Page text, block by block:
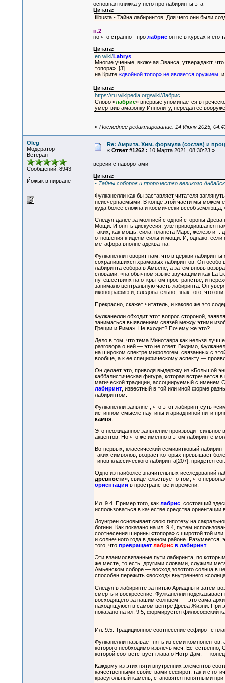
основная книжка у него про лабиринты эта
Цитата:
flibusta - Тайна лабиринтов. Для чего они были
п.2
но что странно - про лабрисон не в курсах и его
Цитата:
en.wiki/Labrys
Многие ученые, включая Эванса, утверждают, что
топора». [3]
на Крите «двойной топор» не является оружием ,
Цитата:
https://ru.wikipedia.org/wiki/Лабрис
Слово «лабрис» впервые упоминается в
умертвив амазонку Ипполиту, передал её
« Последнее редактирование: 14 Июля 2025,
Oleg
Модератор
Ветеран
Сообщений: 8943
Йожык в нирване
Re: Амрита. Хим. формула (состав) и
« Ответ #1262 : 10 Марта 2021, 08:30:23 »
версии с наворотами
Цитата:
- Тайны соборов и пророчество великого
Фулканелли как бы заставляет читателя
неисчерпаемыми. В конце этой части мы можем
куда более сложна и космически всеобъемлюща,
Следуя далее за молнией с одной стороны
Мощи. И опять дискуссия, уже приводившаяся
таких, как мощь, сила, планета Марс, железо и т.
отношения к идеям силы и мощи. И, однако, если
метафора вполне адекватна.
Фулканелли говорит нам, что в церкви
сохранившихся храмовых лабиринтов. Он особо
лабиринта собора в Амьене, а затем вновь
словами, «на обычном языке звучащими как La
путешествиях на открытом пространстве, и
занимало центральную часть лабиринта. Он
иконографию и, следовательно, знак того, что
Прекрасно, скажет читатель, и каково же это
Фулканелли обходит этот вопрос стороной,
заниматься выявлением связей между этими
Греции и Рима». Не входит? Почему же это?
Дело в том, что тема Минотавра как нельзя
разговора о ней — это не ответ. Видимо,
на широком спектре мифологем, связанных с
вообще, а к ее специфическому аспекту —
Он делает это, приводя выдержку из «Большой
каббалистическая фигура, которая встречается
магической традиции, ассоциируемый с именем
лабиринт, известный в той или иной форме
лабиринтом.
Фулканелли заявляет, что этот лабиринт суть
истинном смысле паутины и ариадниной нити
камня.
Это неожиданное заявление производит
акцентов. Но что же именно в этом лабиринте
Во-первых, классический семивитковый
таких символов, возраст которых превышает
типов классического лабиринта[207], придется
Одно из наиболее значительных исследований
древности», свидетельствует о том, что
ориентации в пространстве и времени.
Ил. 9.4. Пример того, как лабрис, состоящий
использоваться в качестве средства
Лоунгрен основывает свою гипотезу на
богини. Как показано на ил. 9 4, путем
соотнесения ширины «топора» с широтой той
и солнечного года в данном районе. Разумеется,
того, чтопревращает лабрисв лабиринт.
Эти взаимосвязанные пути лабиринта, по
же месте, то есть, другими словами, служили
Амьенском соборе — восход золотого солнца в
способен пережить «восход» внутреннего
Следуя в лабиринте за нитью Ариадны и затем
смерть и воскресение. Фулканелли
восходящего за нашим солнцем, — это сама
находящуюся в самом центре Древа Жизни. При
показано на ил. 9 5, формируется философский
Ил. 9.5. Традиционное соотнесение сефирот с
Фулканелли называет пять из семи
которого необходимо извлечь меч.
которой соответствует глава о Нотр-Дам, —
Каждому из этих пяти внутренних элементов
качественными свойствами сефирот, так и с
краеугольный камень, становятся понятными